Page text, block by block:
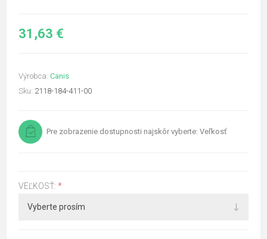
31,63 €
Výrobca: Canis
Sku: 2118-184-411-00
Pre zobrazenie dostupnosti najskôr vyberte: Veľkosť
VEĽKOSŤ: *